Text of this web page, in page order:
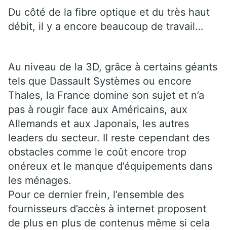
Du côté de la fibre optique et du très haut
débit, il y a encore beaucoup de travail…
Au niveau de la 3D, grâce à certains géants
tels que Dassault Systèmes ou encore
Thales, la France domine son sujet et n’a
pas à rougir face aux Américains, aux
Allemands et aux Japonais, les autres
leaders du secteur. Il reste cependant des
obstacles comme le coût encore trop
onéreux et le manque d’équipements dans
les ménages.
Pour ce dernier frein, l’ensemble des
fournisseurs d’accès à internet proposent
de plus en plus de contenus même si cela